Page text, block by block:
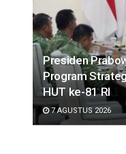
Presiden
Program
HUT ke-81 RI
7 AGUSTUS 2026